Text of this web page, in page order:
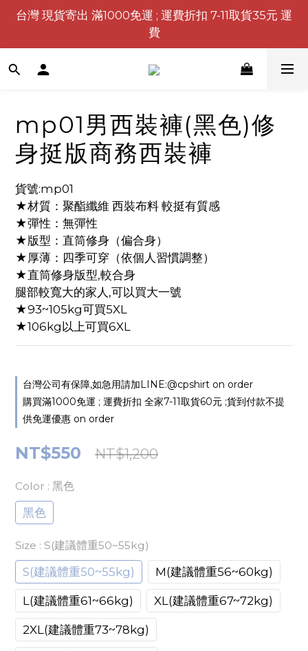
台灣 現貨寄出 滿1000免運 ; 運費折扣 7-11取貨35元 運
費
mp01男西裝褲(黑色)修
身挺版商務西裝褲
貨號:mp01
★材質：聚酯纖維 西裝布料 較挺有質感
★彈性：無彈性
★版型：直筒修身（偏合身）
★厚薄：四季可穿（依個人習慣調整）
★直筒修身版型,較合身
腿部較寬大的家人,可以買大一號
★93~105kg可買5XL
★106kg以上可買6XL
台灣公司有保障,如急用請加LINE:@cpshirt on order
購買滿1000免運 ; 運費折扣 全家7-11取貨60元 ;貨到付款不提
供免運優惠 on order
NT$550 NT$1,200
Color : 黑色
黑色
Size : S(建議體重50~55kg)
S(建議體重50~55kg) M(建議體重56~60kg)
L(建議體重61~66kg) XL(建議體重67~72kg)
2XL(建議體重73~78kg)